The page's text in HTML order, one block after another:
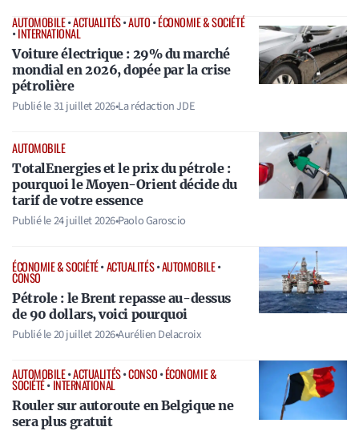
AUTOMOBILE•ACTUALITÉS•AUTO•ÉCONOMIE & SOCIÉTÉ
•INTERNATIONAL
Voiture électrique : 29% du marché
mondial en 2026, dopée par la crise
pétrolière
Publié le31 juillet 2026•La rédaction JDE
AUTOMOBILE
TotalEnergies et le prix du pétrole :
pourquoi le Moyen-Orient décide du
tarif de votre essence
Publié le24 juillet 2026•Paolo Garoscio
ÉCONOMIE & SOCIÉTÉ•ACTUALITÉS•AUTOMOBILE•
CONSO
Pétrole : le Brent repasse au-dessus
de 90 dollars, voici pourquoi
Publié le20 juillet 2026•Aurélien Delacroix
AUTOMOBILE•ACTUALITÉS•CONSO•ÉCONOMIE &
SOCIÉTÉ•INTERNATIONAL
Rouler sur autoroute en Belgique ne
sera plus gratuit